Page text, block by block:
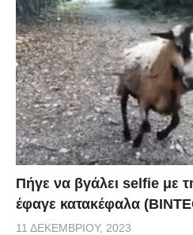
Πήγε να βγάλει selfie με
έφαγε κατακέφαλα
11 ΔΕΚΕΜΒΡΊΟΥ, 2023